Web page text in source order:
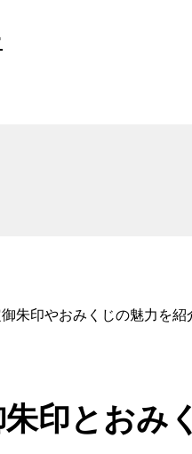
朱印やおみくじの魅力を紹
印とおみ